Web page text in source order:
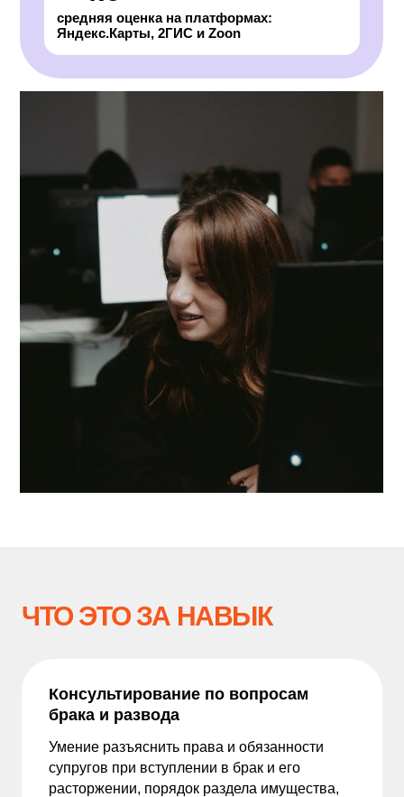
4.9
Яндекс.Карты, 2ГИС и Zoon
ЧТО ЭТО ЗА НАВЫК
Консультирование по вопросам
брака и развода
Умение разъяснить права и обязанности
супругов при вступлении в брак и его
расторжении, порядок раздела имущества,